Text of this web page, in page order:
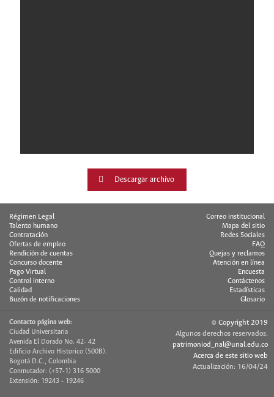
Descargar archivo
Régimen Legal
Talento humano
Contratación
Ofertas de empleo
Rendición de cuentas
Concurso docente
Pago Virtual
Control interno
Calidad
Buzón de notificaciones
Correo institucional
Mapa del sitio
Redes Sociales
FAQ
Quejas y reclamos
Atención en línea
Encuesta
Contáctenos
Estadísticas
Glosario
Contacto página web:
Ciudad Universitaria
Avenida El Dorado No. 42- 42
Edificio Archivo Historico (500B).
Bogotá D.C., Colombia
Conmutador: (+57-1) 316 5000
Extensión: 19243 - 19246
© Copyright 2019
Algunos derechos reservados.
patrimoniod_nal@unal.edu.co
Acerca de este sitio web
Actualización: 16/04/24